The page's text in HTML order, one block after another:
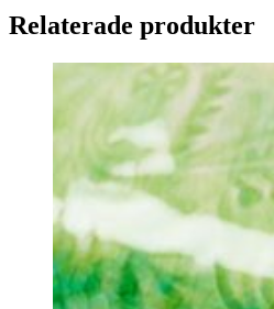
Relaterade produkter